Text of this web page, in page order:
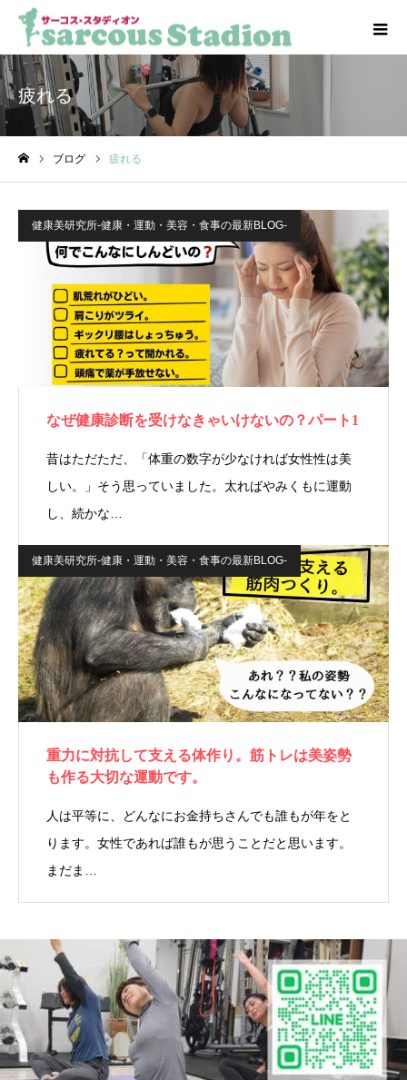
疲れる
ブログ 疲れる
健康美研究所-健康・運動・美容・食事の最新BLOG-
なぜ健康診断を受けなきゃいけないの？パート1
昔はただただ、「体重の数字が少なければ女性性は美
しい。」そう思っていました。太ればやみくもに運動
し、続かな…
健康美研究所-健康・運動・美容・食事の最新BLOG-
重力に対抗して支える体作り。筋トレは美姿勢
も作る大切な運動です。
人は平等に、どんなにお金持ちさんでも誰もが年をと
ります。女性であれば誰もが思うことだと思います。
まだま…